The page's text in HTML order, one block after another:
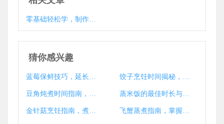
零基础轻松学，制作美味色拉全攻略
猜你感兴趣
蓝莓保鲜技巧，延长新鲜期的小窍门大揭秘 饺子烹饪时间揭秘，如何煮出完美口感
豆角炖煮时间指南，健康美味一锅成 蒸米饭的最佳时长与技巧揭秘
金针菇烹饪指南，煮多久才能熟？技巧与注意事项大揭秘 飞蟹蒸煮指南，掌握时间解锁鲜美蟹肉之道